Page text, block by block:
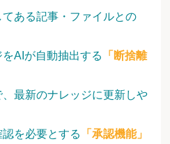
ある記事・ファイルとの
AIが自動抽出する
「断捨離
、最新のナレッジに更新しや
を必要とする
「承認機能」